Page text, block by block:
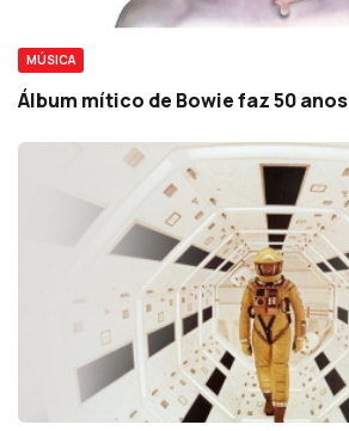
MÚSICA
Álbum mítico de Bowie faz 50 anos